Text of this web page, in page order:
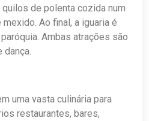
de polenta cozida num
Ao final, a iguaria é
Ambas atrações são
uma vasta culinária para
restaurantes, bares,